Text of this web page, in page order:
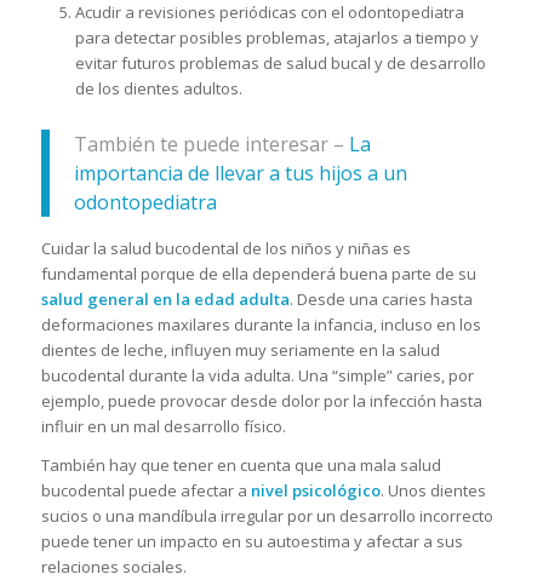
Acudir a revisiones periódicas con el odontopediatra
para detectar posibles problemas, atajarlos a tiempo y
evitar futuros problemas de salud bucal y de desarrollo
de los dientes adultos.
También te puede interesar – La
importancia de llevar a tus hijos a un
odontopediatra
Cuidar la salud bucodental de los niños y niñas es
fundamental porque de ella dependerá buena parte de su
salud general en la edad adulta. Desde una caries hasta
deformaciones maxilares durante la infancia, incluso en los
dientes de leche, influyen muy seriamente en la salud
bucodental durante la vida adulta. Una “simple” caries, por
ejemplo, puede provocar desde dolor por la infección hasta
influir en un mal desarrollo físico.
También hay que tener en cuenta que una mala salud
bucodental puede afectar a nivel psicológico. Unos dientes
sucios o una mandíbula irregular por un desarrollo incorrecto
puede tener un impacto en su autoestima y afectar a sus
relaciones sociales.